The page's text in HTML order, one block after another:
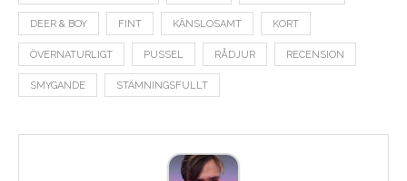
DEER & BOY FINT KÄNSLOSAMT KORT
ÖVERNATURLIGT PUSSEL RÅDJUR RECENSION
SMYGANDE STÄMNINGSFULLT